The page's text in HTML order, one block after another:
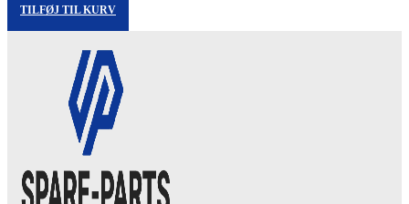
TILFØJ TIL KURV